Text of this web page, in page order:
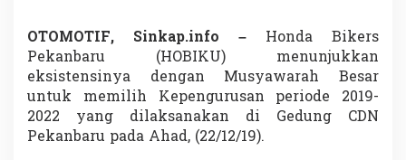
u
f
r
p
i
OTOMOTIF, Sinkap.info – Honda Bikers
Pekanbaru (HOBIKU) menunjukkan
eksistensinya dengan Musyawarah Besar
untuk memilih Kepengurusan periode 2019-
2022 yang dilaksanakan di Gedung CDN
Pekanbaru pada Ahad, (22/12/19).